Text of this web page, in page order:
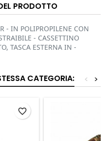
PRODOTTO
- IN POLIPROPILENE CON
- CASSETTINO
TASCA ESTERNA IN -
CATEGORIA: >
<
favorite_border